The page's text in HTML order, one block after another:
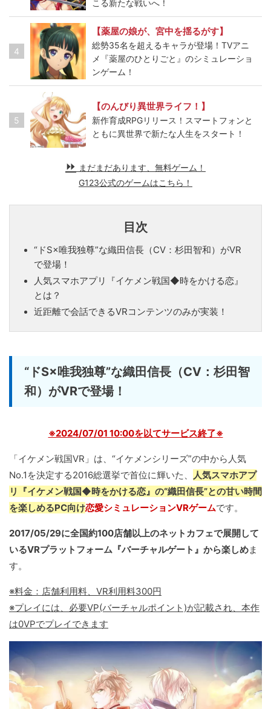
こる新たな戦いへ！
4
【薬屋の娘が、宮中を揺るがす】
総勢35名を超えるキャラが登場！TVアニ
メ『薬屋のひとりごと』のシミュレーショ
ンゲーム！
5
【のんびり異世界ライフ！】
新作育成RPGリリース！スマートフォンと
ともに異世界で新たな人生をスタート！
まだまだあります、無料ゲーム！
G123公式のゲームはこちら！
目次
“ドS×唯我独尊”な織田信長（CV：杉田智和）がVR
で登場！
人気スマホアプリ『イケメン戦国◆時をかける恋』
とは？
近距離で会話できるVRコンテンツのみが実装！
“ドS×唯我独尊”な織田信長（CV：杉田智
和）がVRで登場！
※2024/07/01 10:00を以てサービス終了※
「イケメン戦国VR」は、“イケメンシリーズ”の中から人気
No.1を決定する2016総選挙で首位に輝いた、
人気スマホアプ
リ『イケメン戦国◆時をかける恋』の“織田信長”との甘い時間
を楽しめるPC向け恋愛シミュレーションVRゲームです。
2017/05/29に全国約100店舗以上のネットカフェで展開して
いるVRプラットフォーム『バーチャルゲート』から楽しめま
す。
※料金：店舗利用料、VR利用料300円
※プレイには、必要VP(バーチャルポイント)が記載され、本作
は0VPでプレイできます